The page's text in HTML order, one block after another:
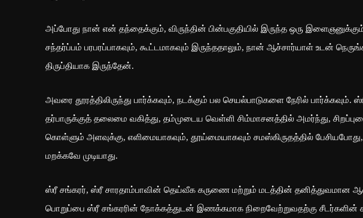
அப்போது நான் என் தந்தைக்கும், விருந்தின் பின்பகுதியில் இருந்த ஒரு
சந்தர்ப்பம் பரபரப்பாகவும், கூட்டமாகவும் இருந்ததாலும், நான் ஆச்சார்யாள் உடன்
திருப்தியாக இருந்தேன்.
அவரை தூரத்திலிருந்து பார்க்கவும், நடக்கும் பல செயல்பாடுகளை நேரில்
தர்பாருக்குத் தலைமை வகித்து, தம்முடைய வெள்ளி சிம்மாசனத்தில் அமர்ந்து,
கொள்ளும் அளவுக்கு, எளிமையாகவும், தூய்மையாகவும் சமஸ்கிருதத்தில்
மறக்கவே முடியாது.
ஸ்ரீ சங்கரர், ஸ்ரீ சாரதாம்பாவின் தெய்வீக கருணை மற்றும் மடத்தின் தனித்துவமான
பொறுப்பை ஸ்ரீ சங்கரரின் நோக்கத்துடன் இணக்கமாக நிறைவேற்றுவதற்கு சீடர்களின்